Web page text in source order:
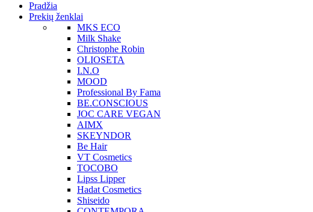
Pradžia
Prekių ženklai
MKS ECO
Milk Shake
Christophe Robin
OLIOSETA
I.N.O
MOOD
Professional By Fama
BE.CONSCIOUS
JOC CARE VEGAN
AIMX
SKEYNDOR
Be Hair
VT Cosmetics
TOCOBO
Lipss Lipper
Hadat Cosmetics
Shiseido